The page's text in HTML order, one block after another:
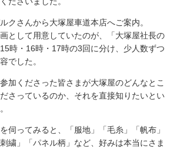
クさんから大塚屋車道本店へご案内。
として用意していたのが、「大塚屋社長の
時・16時・17時の3回に分け、少人数ずつ
でした。
加くださった皆さまが大塚屋のどんなとこ
さっているのか、それを直接知りたいとい
伺ってみると、「服地」「毛糸」「帆布」
繍」「パネル柄」など、好みは本当にさま